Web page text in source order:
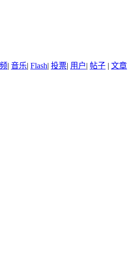
| 音乐| Flash| 投票| 用户| 帖子 | 文章